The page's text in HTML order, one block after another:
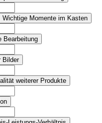
Wichtige Momente im Kasten
Bearbeitung
Bilder
weiterer Produkte